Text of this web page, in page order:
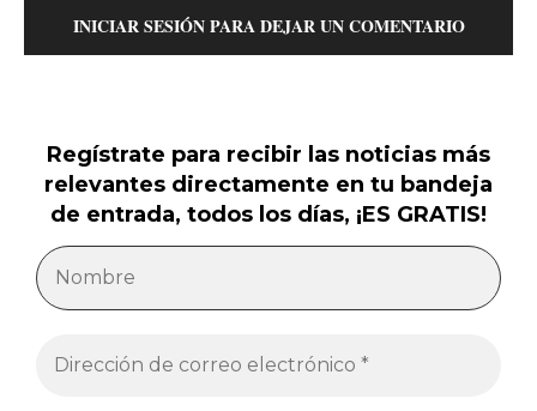
INICIAR SESIÓN PARA DEJAR UN COMENTARIO
Regístrate para recibir las noticias más
relevantes directamente en tu bandeja
de entrada, todos los días, ¡ES GRATIS!